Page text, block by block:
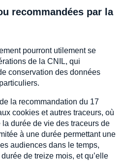
recommandées par la
pourront utilement se
de la CNIL, qui
conservation des données
la recommandation du 17
cookies et autres traceurs, où
la durée de vie des traceurs de
à une durée permettant une
audiences dans le temps,
de treize mois, et qu’elle